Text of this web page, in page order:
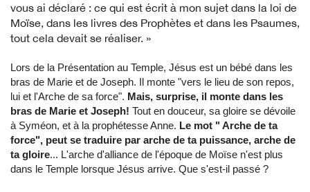
vous ai déclaré : ce qui est écrit à mon sujet dans la loi de
Moïse, dans les livres des Prophètes et dans les Psaumes,
tout cela devait se réaliser. »
Lors de la Présentation au Temple, Jésus est un bébé dans les
bras de Marie et de Joseph. Il monte "vers le lieu de son repos,
lui et l'Arche de sa force". Mais, surprise, il monte dans les
bras de Marie et Joseph! Tout en douceur, sa gloire se dévoile
à Syméon, et à la prophétesse Anne. Le mot " Arche de ta
force", peut se traduire par arche de ta puissance, arche de
ta gloire... L'arche d'alliance de l'époque de Moïse n'est plus
dans le Temple lorsque Jésus arrive. Que s'est-il passé ?